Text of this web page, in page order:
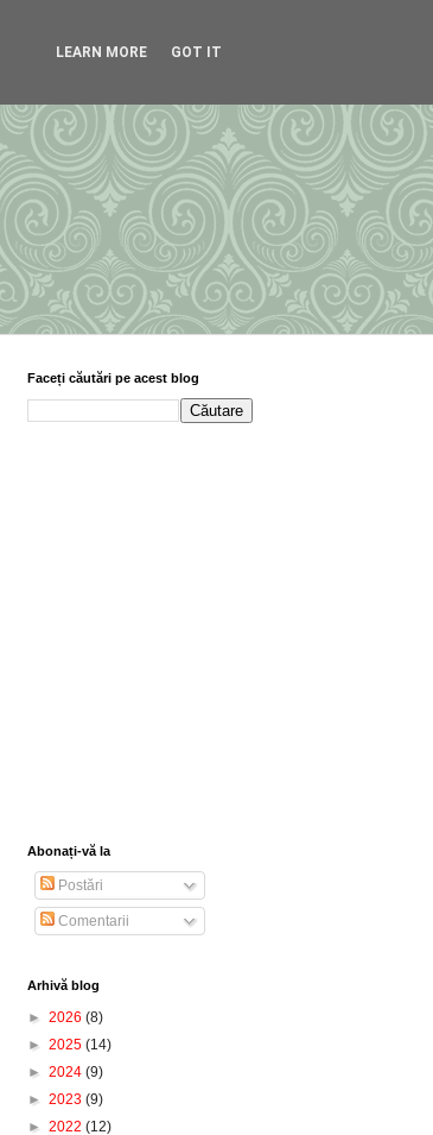
Faceți căutări pe acest blog
Abonați-vă la
Postări
Comentarii
Arhivă blog
► 2026 (8)
► 2025 (14)
► 2024 (9)
► 2023 (9)
► 2022 (12)
LEARN MORE GOT IT